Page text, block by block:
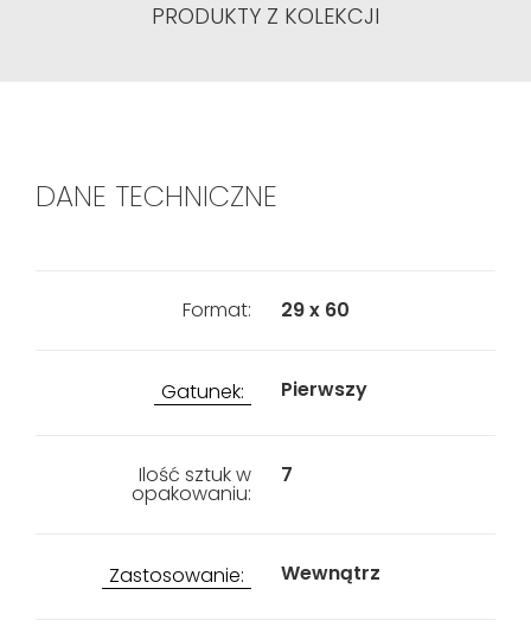
PRODUKTY Z KOLEKCJI
DANE TECHNICZNE
Format: 29 x 60
Gatunek: Pierwszy
Ilość sztuk w
opakowaniu:
7
Zastosowanie: Wewnątrz